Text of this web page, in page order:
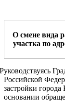
О смене вида
участка по
Российской
застройки
основании